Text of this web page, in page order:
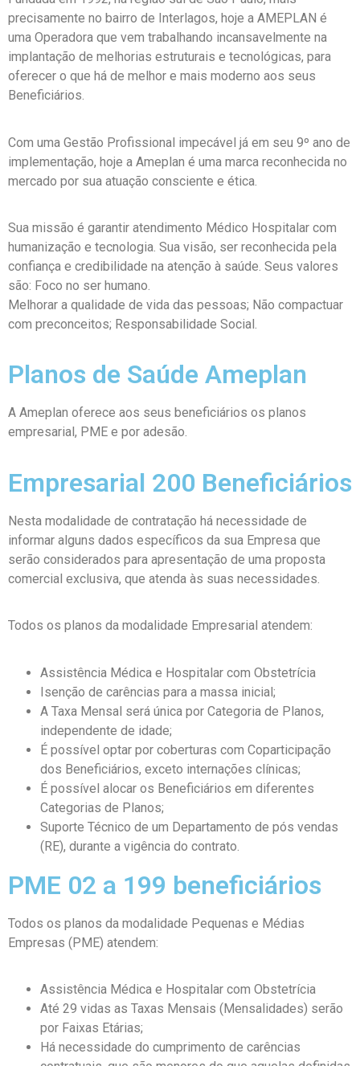
precisamente no bairro de Interlagos, hoje a AMEPLAN é
uma Operadora que vem trabalhando incansavelmente na
implantação de melhorias estruturais e tecnológicas, para
oferecer o que há de melhor e mais moderno aos seus
Beneficiários.
Com uma Gestão Profissional impecável já em seu 9º ano de
implementação, hoje a Ameplan é uma marca reconhecida no
mercado por sua atuação consciente e ética.
Sua missão é garantir atendimento Médico Hospitalar com
humanização e tecnologia. Sua visão, ser reconhecida pela
confiança e credibilidade na atenção à saúde. Seus valores
são: Foco no ser humano.
Melhorar a qualidade de vida das pessoas; Não compactuar
com preconceitos; Responsabilidade Social.
Planos de Saúde Ameplan
A Ameplan oferece aos seus beneficiários os planos
empresarial, PME e por adesão.
Empresarial 200 Beneficiários
Nesta modalidade de contratação há necessidade de
informar alguns dados específicos da sua Empresa que
serão considerados para apresentação de uma proposta
comercial exclusiva, que atenda às suas necessidades.
Todos os planos da modalidade Empresarial atendem:
Assistência Médica e Hospitalar com Obstetrícia
Isenção de carências para a massa inicial;
A Taxa Mensal será única por Categoria de Planos,
independente de idade;
É possível optar por coberturas com Coparticipação
dos Beneficiários, exceto internações clínicas;
É possível alocar os Beneficiários em diferentes
Categorias de Planos;
Suporte Técnico de um Departamento de pós vendas
(RE), durante a vigência do contrato.
PME 02 a 199 beneficiários
Todos os planos da modalidade Pequenas e Médias
Empresas (PME) atendem:
Assistência Médica e Hospitalar com Obstetrícia
Até 29 vidas as Taxas Mensais (Mensalidades) serão
por Faixas Etárias;
Há necessidade do cumprimento de carências